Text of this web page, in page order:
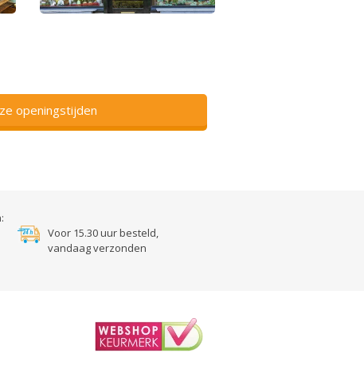
openingstijden
Voor 15.30 uur besteld,
vandaag verzonden